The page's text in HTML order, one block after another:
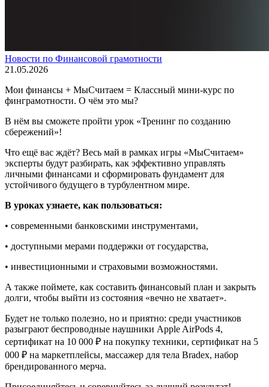
Новости по Финансовой грамотности
21.05.2026
Мои финансы + МыСчитаем = Классный мини-курс по
финграмотности. О чём это мы?
В нём вы сможете пройти урок «Тренинг по созданию
сбережений»!
Что ещё вас ждёт? Весь май в рамках игры «МыСчитаем»
эксперты будут разбирать, как эффективно управлять
личными финансами и сформировать фундамент для
устойчивого будущего в турбулентном мире.
В уроках узнаете, как пользоваться:
• современными банковскими инструментами,
• доступными мерами поддержки от государства,
• инвестиционными и страховыми возможностями.
А также поймете, как составить финансовый план и закрыть
долги, чтобы выйти из состояния «вечно не хватает».
Будет не только полезно, но и приятно: среди участников
разыграют беспроводные наушники Apple AirPods 4,
сертификат на 10 000 ₽ на покупку техники, сертификат на 5
000 ₽ на маркетплейсы, массажер для тела Bradex, набор
брендированного мерча.